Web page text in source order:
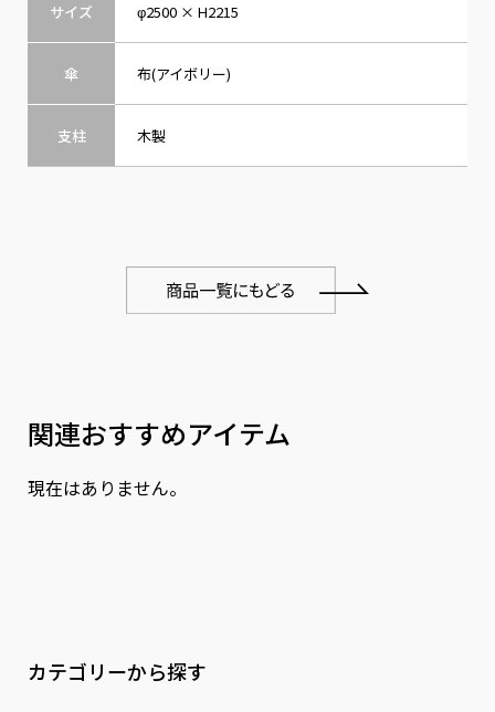
サイズ φ2500 × H2215
傘 布(アイボリー)
支柱 木製
関連おすすめアイテム
現在はありません。
カテゴリーから探す